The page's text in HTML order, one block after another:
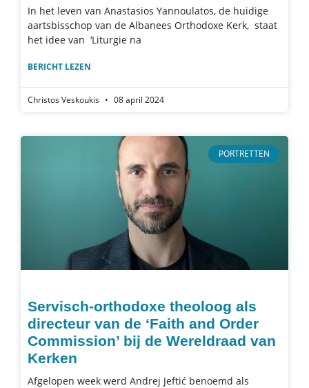
In het leven van Anastasios Yannoulatos, de huidige
aartsbisschop van de Albanees Orthodoxe Kerk, staat
het idee van ‘Liturgie na
BERICHT LEZEN
Christos Veskoukis 08 april 2024
PORTRETTEN
Servisch-orthodoxe theoloog als
directeur van de ‘Faith and Order
Commission’ bij de Wereldraad van
Kerken
Afgelopen week werd Andrej Jeftić benoemd als